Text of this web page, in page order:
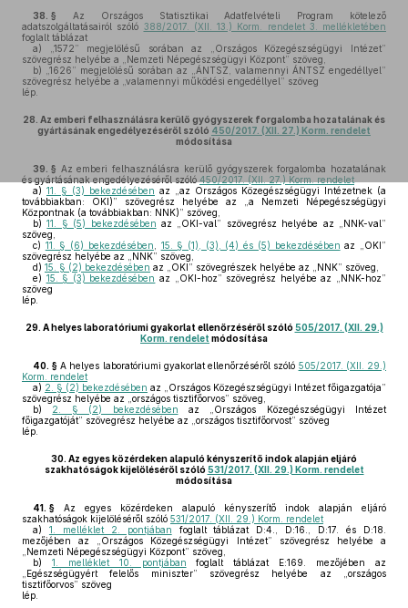
38. § Az Országos Statisztikai Adatfelvételi Program kötelező
adatszolgáltatásairól szóló 388/2017. (XII. 13.) Korm. rendelet 3. mellékletében
foglalt táblázat
a) „1572” megjelölésű sorában az „Országos Közegészségügyi Intézet”
szövegrész helyébe a „Nemzeti Népegészségügyi Központ” szöveg,
b) „1626” megjelölésű sorában az „ÁNTSZ, valamennyi ÁNTSZ engedéllyel”
szövegrész helyébe a „valamennyi működési engedéllyel” szöveg
lép.
28. Az emberi felhasználásra kerülő gyógyszerek forgalomba hozatalának és
gyártásának engedélyezéséről szóló 450/2017. (XII. 27.) Korm. rendelet
módosítása
39. § Az emberi felhasználásra kerülő gyógyszerek forgalomba hozatalának
és gyártásának engedélyezéséről szóló 450/2017. (XII. 27.) Korm. rendelet
a) 11. § (3) bekezdésében az „az Országos Közegészségügyi Intézetnek (a
továbbiakban: OKI)” szövegrész helyébe az „a Nemzeti Népegészségügyi
Központnak (a továbbiakban: NNK)” szöveg,
b) 11. § (5) bekezdésében az „OKI-val” szövegrész helyébe az „NNK-val”
szöveg,
c) 11. § (6) bekezdésében 15. § (1), (3), (4) és (5) bekezdésében az „OKI”
szövegrész helyébe az „NNK” szöveg,
d) 15. § (2) bekezdésében az „OKI” szövegrészek helyébe az „NNK” szöveg,
e) 15. § (3) bekezdésében az „OKI-hoz” szövegrész helyébe az „NNK-hoz”
szöveg
lép.
29. A helyes laboratóriumi gyakorlat ellenőrzéséről szóló 505/2017. (XII. 29.)
Korm. rendelet módosítása
40. § A helyes laboratóriumi gyakorlat ellenőrzéséről szóló 505/2017. (XII. 29.)
Korm. rendelet
a) 2. § (2) bekezdésében az „Országos Közegészségügyi Intézet főigazgatója”
szövegrész helyébe az „országos tisztifőorvos” szöveg,
b)
2. § (2) bekezdésében az „Országos Közegészségügyi Intézet
főigazgatóját” szövegrész helyébe az „országos tisztifőorvost” szöveg
lép.
30. Az egyes közérdeken alapuló kényszerítő indok alapján eljáró
szakhatóságok kijelöléséről szóló 531/2017. (XII. 29.) Korm. rendelet
módosítása
41. § Az egyes közérdeken alapuló kényszerítő indok alapján eljáró
szakhatóságok kijelöléséről szóló 531/2017. (XII. 29.) Korm. rendelet
a)
1. melléklet 2. pontjában foglalt táblázat D:4., D:16., D:17. és D:18.
mezőjében az „Országos Közegészségügyi Intézet” szövegrész helyébe a
„Nemzeti Népegészségügyi Központ” szöveg,
b)
1. melléklet 10. pontjában foglalt táblázat E:169. mezőjében az
„Egészségügyért felelős miniszter” szövegrész helyébe az „országos
tisztifőorvos” szöveg
lép.